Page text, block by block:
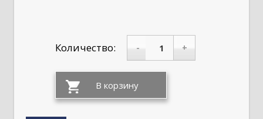
Количество: - +